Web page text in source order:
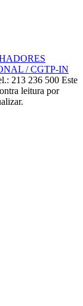
/ CGTP-IN
213 236 500 Este
leitura por